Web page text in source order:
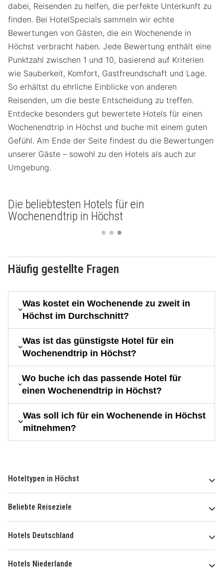
dabei, Reisenden zu helfen, die perfekte Unterkunft zu
finden. Bei HotelSpecials sammeln wir echte
Bewertungen von Gästen, die ein Wochenende in
Höchst verbracht haben. Jede Bewertung enthält eine
Punktzahl zwischen 1 und 10, basierend auf Kriterien
wie Sauberkeit, Komfort, Gastfreundschaft und Lage.
So erhältst du ehrliche Einblicke von anderen
Reisenden, um die beste Entscheidung zu treffen.
Entdecke besonders gut bewertete Hotels für einen
Wochenendtrip in Höchst und buche mit einem guten
Gefühl. Am Ende der Seite findest du die Bewertungen
unserer Gäste – sowohl zu den Hotels als auch zur
Umgebung.
Die beliebtesten Hotels für ein
Wochenendtrip in Höchst
Häufig gestellte Fragen
Was kostet ein Wochenende zu zweit in
Höchst im Durchschnitt?
Was ist das günstigste Hotel für ein
Wochenendtrip in Höchst?
Wo buche ich das passende Hotel für
einen Wochenendtrip in Höchst?
Was soll ich für ein Wochenende in Höchst
mitnehmen?
Hoteltypen in Höchst
Beliebte Reiseziele
Hotels Deutschland
Hotels Niederlande